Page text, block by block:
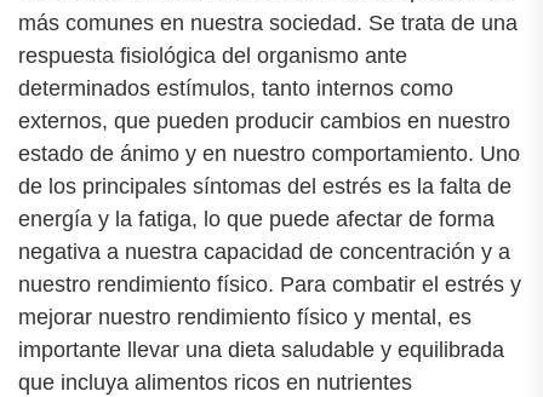
más comunes en nuestra sociedad. Se trata de una
respuesta fisiológica del organismo ante
determinados estímulos, tanto internos como
externos, que pueden producir cambios en nuestro
estado de ánimo y en nuestro comportamiento. Uno
de los principales síntomas del estrés es la falta de
energía y la fatiga, lo que puede afectar de forma
negativa a nuestra capacidad de concentración y a
nuestro rendimiento físico. Para combatir el estrés y
mejorar nuestro rendimiento físico y mental, es
importante llevar una dieta saludable y equilibrada
que incluya alimentos ricos en nutrientes